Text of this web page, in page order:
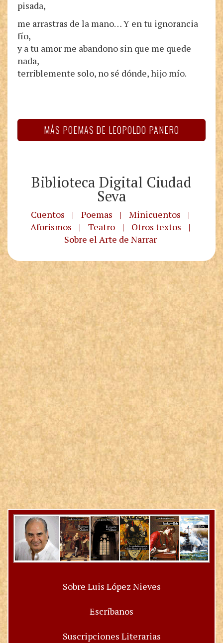
pisada,
me arrastras de la mano… Y en tu ignorancia
fío,
y a tu amor me abandono sin que me quede
nada,
terriblemente solo, no sé dónde, hijo mío.
MÁS POEMAS DE LEOPOLDO PANERO
Biblioteca Digital Ciudad
Seva
Cuentos | Poemas | Minicuentos
|
Aforismos
| Teatro | Otros textos
|
Sobre el Arte de Narrar
Sobre Luis López Nieves
Escríbanos
Suscripciones Literarias